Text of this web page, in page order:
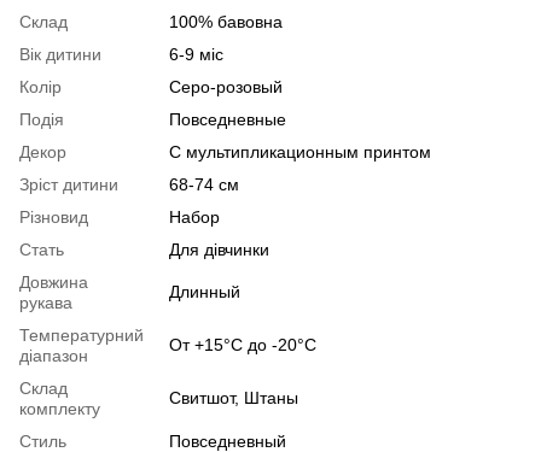
Склад
100% бавовна
Вік дитини
6-9 міс
Колір
Серо-розовый
Подія
Повседневные
Декор
С мультипликационным принтом
Зріст дитини
68-74 см
Різновид
Набор
Стать
Для дівчинки
Довжина
рукава
Длинный
Температурний
діапазон
От +15°C до -20°C
Склад
комплекту
Свитшот, Штаны
Стиль
Повседневный